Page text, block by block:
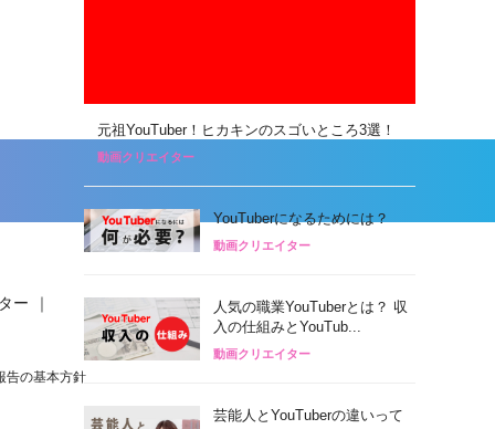
元祖YouTuber！ヒカキンのスゴいところ3選！
動画クリエイター
YouTuberになるためには？
動画クリエイター
人気の職業YouTuberとは？ 収
入の仕組みとYouTub...
動画クリエイター
芸能人とYouTuberの違いって
ー ｜
告の基本方針